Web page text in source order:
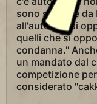
sono stabilite da
all'autorità, si
quelli che si
condanna."
un mandato dal
competizione
considerato